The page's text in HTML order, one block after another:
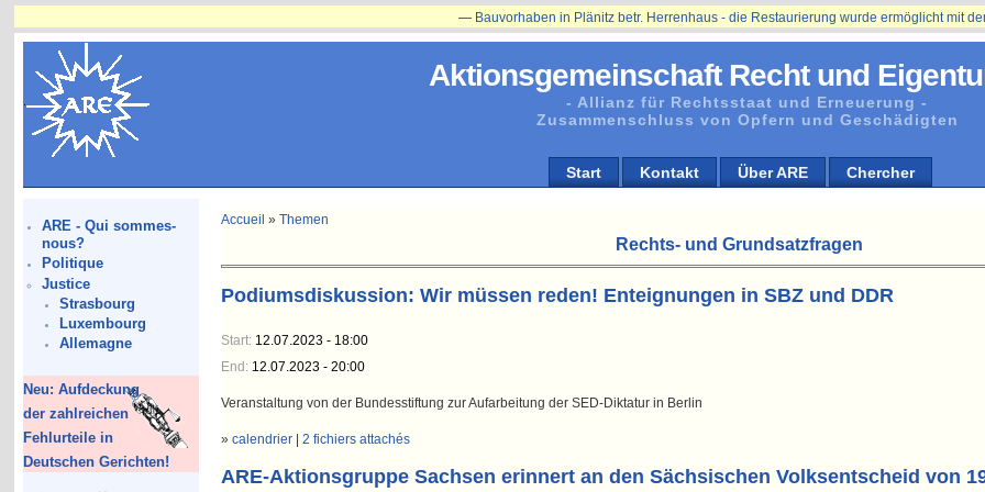
Aktionsgemeinschaft Recht und
- Allianz für Rechtsstaat und Erneuerung -
Zusammenschluss von Opfern und Geschädigten
Start Kontakt Über ARE Chercher
ARE - Qui sommes-
nous?
Politique
Justice
Strasbourg
Luxembourg
Allemagne
Neu: Aufdeckung
der zahlreichen
Fehlurteile in
Deutschen Gerichten!
Bauvorhaben in Plänitz betr. Herrenhaus - die Restaurierung wurde ermöglicht mit der
Accueil »Themen
Rechts- und Grundsatzfragen
Podiumsdiskussion: Wir müssen reden! Enteignungen in SBZ und DDR
Start: 12.07.2023 - 18:00
End: 12.07.2023 - 20:00
Veranstaltung von der Bundesstiftung zur Aufarbeitung der SED-Diktatur in Berlin
»calendrier |2 fichiers attachés
ARE-Aktionsgruppe Sachsen erinnert an den Sächsischen Volksentscheid von